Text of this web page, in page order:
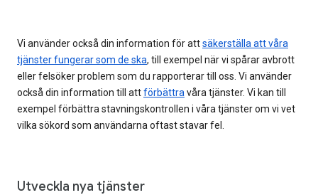
Vi använder också din information för attsäkerställa att våra
tjänster fungerar som de ska, till exempel när vi spårar avbrott
eller felsöker problem som du rapporterar till oss. Vi använder
också din information till attförbättra våra tjänster. Vi kan till
exempel förbättra stavningskontrollen i våra tjänster om vi vet
vilka sökord som användarna oftast stavar fel.
Utveckla nya tjänster